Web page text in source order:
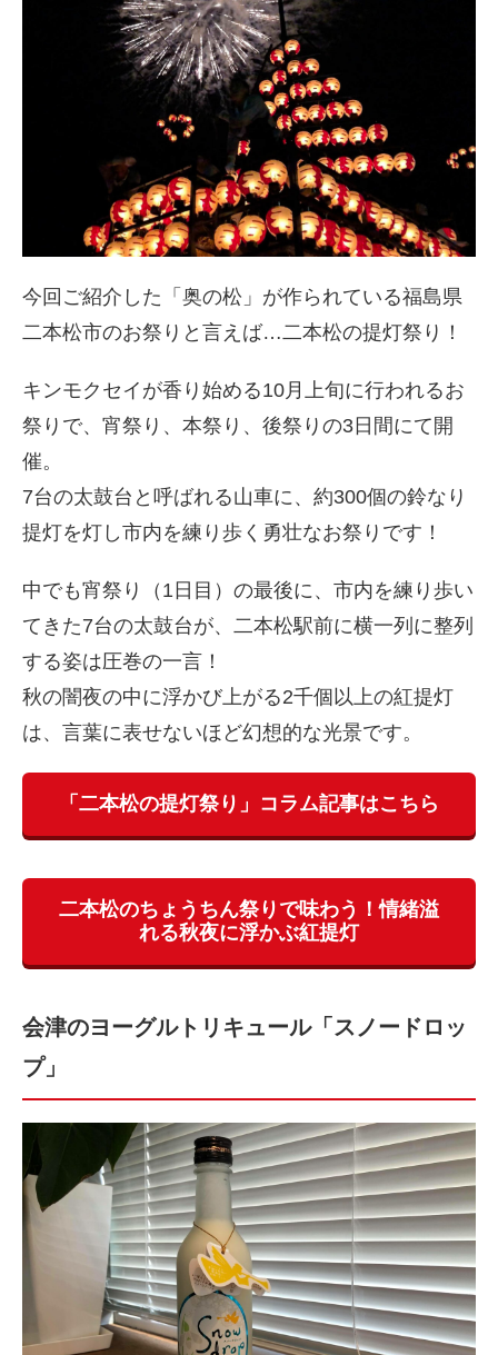
今回ご紹介した「奥の松」が作られている福島県
二本松市のお祭りと言えば…二本松の提灯祭り！
キンモクセイが香り始める10月上旬に行われるお
祭りで、宵祭り、本祭り、後祭りの3日間にて開
催。
7台の太鼓台と呼ばれる山車に、約300個の鈴なり
提灯を灯し市内を練り歩く勇壮なお祭りです！
中でも宵祭り（1日目）の最後に、市内を練り歩い
てきた7台の太鼓台が、二本松駅前に横一列に整列
する姿は圧巻の一言！
秋の闇夜の中に浮かび上がる2千個以上の紅提灯
は、言葉に表せないほど幻想的な光景です。
「二本松の提灯祭り」コラム記事はこちら
二本松のちょうちん祭りで味わう！情緒溢
れる秋夜に浮かぶ紅提灯
会津のヨーグルトリキュール「スノードロッ
プ」